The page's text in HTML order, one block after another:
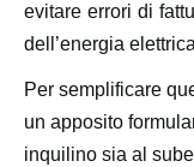
evitare errori di
dell’energia
Per semplificare
un apposito
inquilino sia al